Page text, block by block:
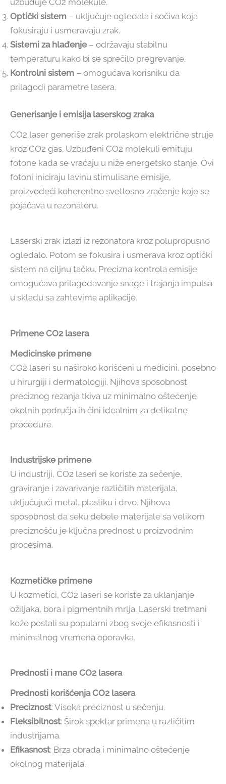
uzbuđuje CO2 molekule.
Optički sistem – uključuje ogledala i sočiva koja
fokusiraju i usmeravaju zrak.
Sistemi za hlađenje– održavaju stabilnu
temperaturu kako bi se sprečilo pregrevanje.
Kontrolni sistem – omogućava korisniku da
prilagodi parametre lasera.
Generisanje i emisija laserskog zraka
CO2 laser generiše zrak prolaskom električne struje
kroz CO2 gas. Uzbuđeni CO2 molekuli emituju
fotone kada se vraćaju u niže energetsko stanje. Ovi
fotoni iniciraju lavinu stimulisane emisije,
proizvodeći koherentno svetlosno zračenje koje se
pojačava u rezonatoru.
Laserski zrak izlazi iz rezonatora kroz polupropusno
ogledalo. Potom se fokusira i usmerava kroz optički
sistem na ciljnu tačku. Precizna kontrola emisije
omogućava prilagođavanje snage i trajanja impulsa
u skladu sa zahtevima aplikacije.
Primene CO2 lasera
Medicinske primene
CO2 laseri su naširoko korišćeni u medicini, posebno
u hirurgiji i dermatologiji. Njihova sposobnost
preciznog rezanja tkiva uz minimalno oštećenje
okolnih područja ih čini idealnim za delikatne
procedure.
Industrijske primene
U industriji, CO2 laseri se koriste za sečenje,
graviranje i zavarivanje različitih materijala,
uključujući metal, plastiku i drvo. Njihova
sposobnost da seku debele materijale sa velikom
preciznošću je ključna prednost u proizvodnim
procesima.
Kozmetičke primene
U kozmetici, CO2 laseri se koriste za uklanjanje
ožiljaka, bora i pigmentnih mrlja. Laserski tretmani
kože postali su popularni zbog svoje efikasnosti i
minimalnog vremena oporavka.
Prednosti i mane CO2 lasera
Prednosti korišćenja CO2 lasera
Preciznost: Visoka preciznost u sečenju.
Fleksibilnost: Širok spektar primena u različitim
industrijama.
Efikasnost: Brza obrada i minimalno oštećenje
okolnog materijala.